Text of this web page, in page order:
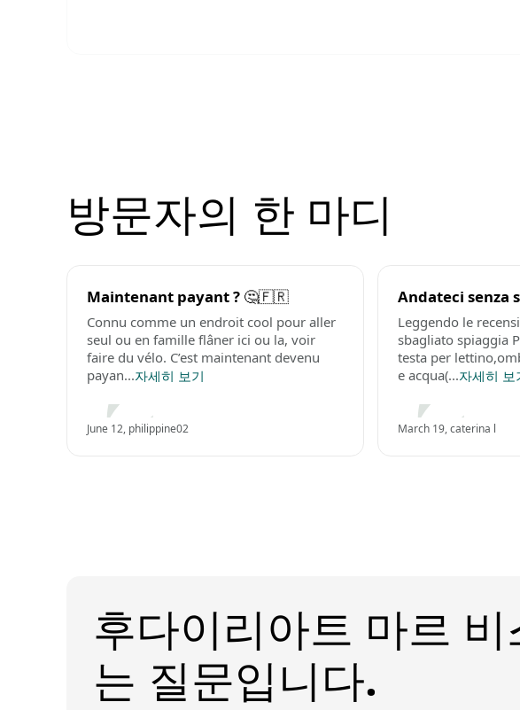
방문자의 한 마디
Maintenant payant ? 🤔🇫🇷
Connu comme un endroit cool pour aller
seul ou en famille flâner ici ou la, voir
faire du vélo. C’est maintenant devenu
payan...자세히 보기
June 12, philippine02
Andateci senza
Leggendo le
sbagliato spiaggia
testa per
e acqua(...자세히 보
March 19, caterina l
후다이리아트 마르
는 질문입니다.